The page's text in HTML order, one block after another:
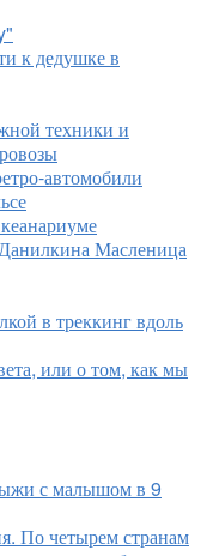
к дедушке в
техники и
автомобили
Масленица
в треккинг вдоль
или о том, как мы
с малышом в 9
По четырем странам